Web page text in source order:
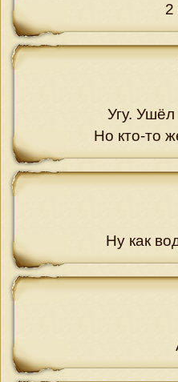
2
Угу.
Но кто-то
Ну как